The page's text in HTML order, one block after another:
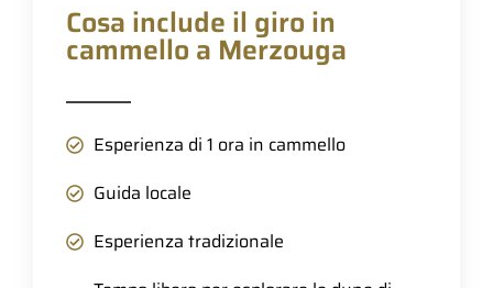
Cosa include il giro in
cammello a Merzouga
Esperienza di 1 ora in cammello
Guida locale
Esperienza tradizionale